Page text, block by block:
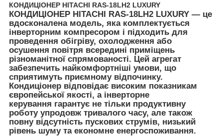
КОНДИЦІОНЕР HITACHI RAS-18LH2 LUXURY
КОНДИЦІОНЕР HITACHI RAS-18LH2 LUXURY — це
вдосконалена модель, яка комплектується
інверторним компресором і підходить для
проведення обігріву, охолодження або
осушення повітря всередині приміщень
різноманітної спрямованості. Цей агрегат
забезпечить найкомфортніші умови, що
сприятимуть приємному відпочинку.
Кондиціонер відповідає високим показникам
європейської якості, а інверторне
керування гарантує не тільки продуктивну
роботу упродовж тривалого часу, але також
повну відсутність пускових струмів, низький
рівень шуму та економне енергоспоживання.